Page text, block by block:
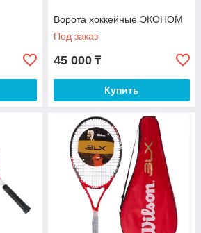
Ворота хоккейные ЭКОНОМ
Под заказ
45 000 ₸
Купить